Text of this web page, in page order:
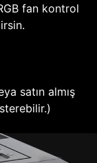
fan kontrol
satın almış